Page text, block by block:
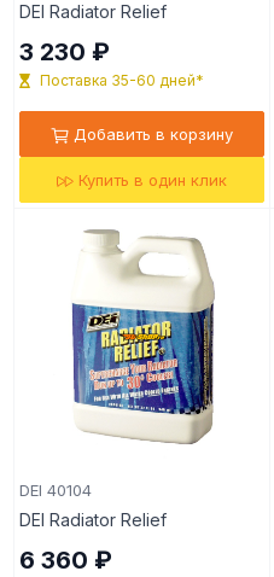
DEI Radiator Relief
3 230 ₽
Поставка 35-60 дней*
Добавить в корзину
Купить в один клик
DEI 40104
DEI Radiator Relief
6 360 ₽